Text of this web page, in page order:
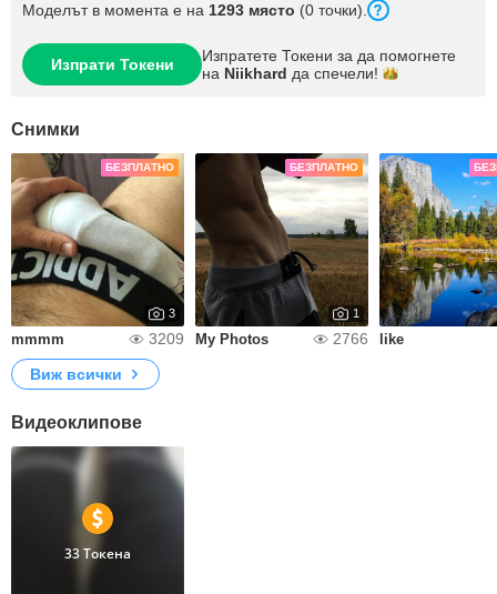
Моделът в момента е на 1293 място (0 точки).
Изпрати Токени
Изпратете Токени за да помогнете
на Niikhard да спечели!
Снимки
БЕЗПЛАТНО
3
mmmm 3209
БЕЗПЛАТНО
1
My Photos 2766 like
Виж всички
Видеоклипове
33 Токена